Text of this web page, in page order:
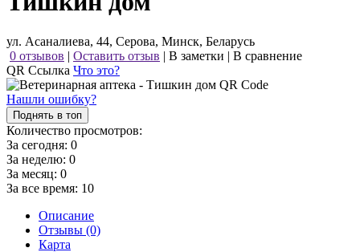
ул. Асаналиева, 44, Серова, Минск, Беларусь
0 отзывов | Оставить отзыв | В заметки | В сравнение
QR Ссылка Что это?
Нашли ошибку?
Поднять в топ
Количество просмотров:
За сегодня: 0
За неделю: 0
За месяц: 0
За все время: 10
Описание
Отзывы (0)
Карта